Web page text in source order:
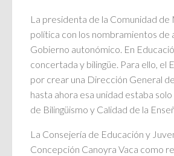
La presidenta de la Comunidad de
política con los nombramientos
Gobierno autonómico. En
concertada y bilingüe. Para ello, el
por crear una Dirección General
hasta ahora esa unidad estaba
de Bilingüismo y Calidad de la
La Consejería de Educación y
Concepción Canoyra Vaca como